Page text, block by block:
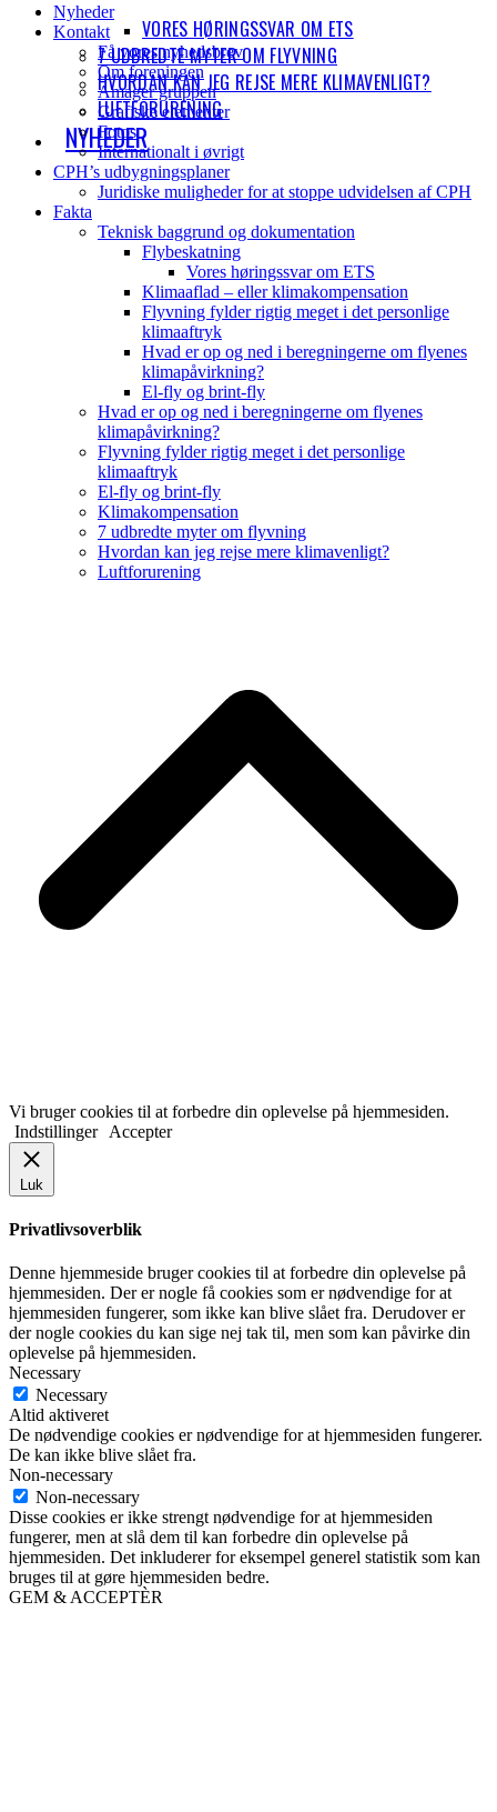
VORES HØRINGSSVAR OM ETS
7 UDBREDTE MYTER OM FLYVNING
HVORDAN KAN JEG REJSE MERE KLIMAVENLIGT?
LUFTFORURENING
NYHEDER
Nyheder
Kontakt
Få vores nyhedsbrev
Om foreningen
Amager gruppen
Grafiske elementer
Fotos
Internationalt i øvrigt
CPH’s udbygningsplaner
Juridiske muligheder for at stoppe udvidelsen af CPH
Fakta
Teknisk baggrund og dokumentation
Flybeskatning
Vores høringssvar om ETS
Klimaaflad – eller klimakompensation
Flyvning fylder rigtig meget i det personlige
klimaaftryk
Hvad er op og ned i beregningerne om flyenes
klimapåvirkning?
El-fly og brint-fly
Hvad er op og ned i beregningerne om flyenes
klimapåvirkning?
Flyvning fylder rigtig meget i det personlige
klimaaftryk
El-fly og brint-fly
Klimakompensation
7 udbredte myter om flyvning
Hvordan kan jeg rejse mere klimavenligt?
Luftforurening
Vi bruger cookies til at forbedre din oplevelse på hjemmesiden.
Indstillinger
Accepter
Luk
Privatlivsoverblik
Denne hjemmeside bruger cookies til at forbedre din oplevelse på
hjemmesiden. Der er nogle få cookies som er nødvendige for at
hjemmesiden fungerer, som ikke kan blive slået fra. Derudover er
der nogle cookies du kan sige nej tak til, men som kan påvirke din
oplevelse på hjemmesiden.
Necessary
Necessary
Altid aktiveret
De nødvendige cookies er nødvendige for at hjemmesiden fungerer.
De kan ikke blive slået fra.
Non-necessary
Non-necessary
Disse cookies er ikke strengt nødvendige for at hjemmesiden
fungerer, men at slå dem til kan forbedre din oplevelse på
hjemmesiden. Det inkluderer for eksempel generel statistik som kan
bruges til at gøre hjemmesiden bedre.
GEM & ACCEPTÈR